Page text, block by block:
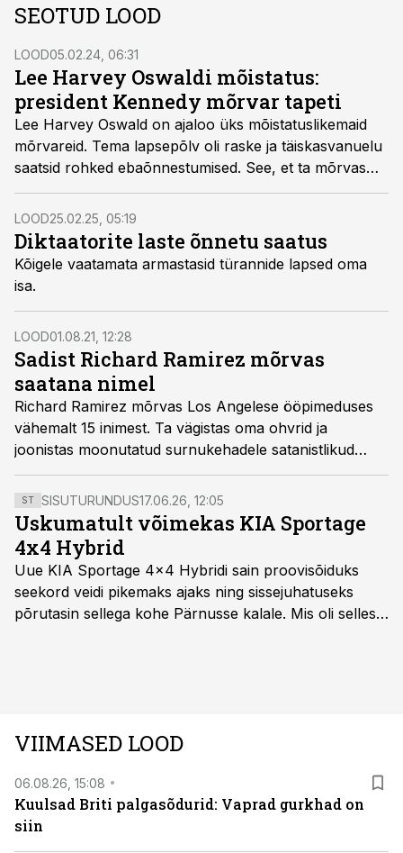
SEOTUD LOOD
LOOD05.02.24, 06:31
Lee Harvey Oswaldi mõistatus:
president Kennedy mõrvar tapeti
Lee Harvey Oswald on ajaloo üks mõistatuslikemaid
mõrvareid. Tema lapsepõlv oli raske ja täiskasvanuelu
saatsid rohked ebaõnnestumised. See, et ta mõrvas
USA presidendi John F. Kennedy, võis olla puhas
juhus.
LOOD25.02.25, 05:19
Diktaatorite laste õnnetu saatus
Kõigele vaatamata armastasid türannide lapsed oma
isa.
LOOD01.08.21, 12:28
Sadist Richard Ramirez mõrvas
saatana nimel
Richard Ramirez mõrvas Los Angelese ööpimeduses
vähemalt 15 inimest. Ta vägistas oma ohvrid ja
joonistas moonutatud surnukehadele satanistlikud
sümbolid, et avaldada austust saatanale.
ST SISUTURUNDUS17.06.26, 12:05
Uskumatult võimekas KIA Sportage
4x4 Hybrid
Uue KIA Sportage 4x4 Hybridi sain proovisõiduks
seekord veidi pikemaks ajaks ning sissejuhatuseks
põrutasin sellega kohe Pärnusse kalale. Mis oli selles
VIIMASED LOOD
06.08.26, 15:08
Kuulsad Briti palgasõdurid: Vaprad gurkhad on
siin